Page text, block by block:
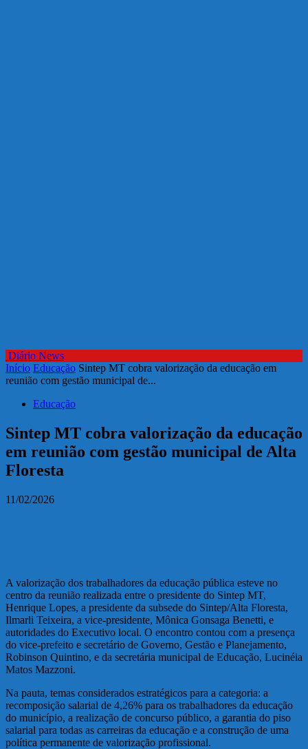
Diário News
Início Educação Sintep MT cobra valorização da educação em
reunião com gestão municipal de...
Educação
Sintep MT cobra valorização da educação
em reunião com gestão municipal de Alta
Floresta
11/02/2026
A valorização dos trabalhadores da educação pública esteve no
centro da reunião realizada entre o presidente do Sintep MT,
Henrique Lopes, a presidente da subsede do Sintep/Alta Floresta,
Ilmarli Teixeira, a vice-presidente, Mônica Gonsaga Benetti, e
autoridades do Executivo local. O encontro contou com a presença
do vice-prefeito e secretário de Governo, Gestão e Planejamento,
Robinson Quintino, e da secretária municipal de Educação, Lucinéia
Matos Mazzoni.
Na pauta, temas considerados estratégicos para a categoria: a
recomposição salarial de 4,26% para os trabalhadores da educação
do município, a realização de concurso público, a garantia do piso
salarial para todas as carreiras da educação e a construção de uma
política permanente de valorização profissional.